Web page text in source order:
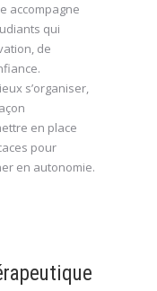
accompagne
qui
de
s’organiser,
en place
pour
en autonomie.